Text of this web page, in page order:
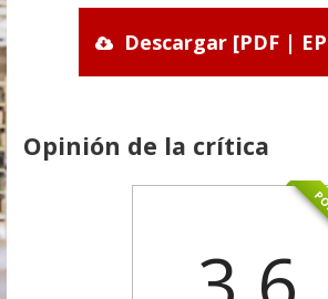
Descargar [PDF |
Opinión de la crítica